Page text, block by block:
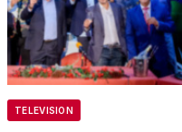
TELEVISION